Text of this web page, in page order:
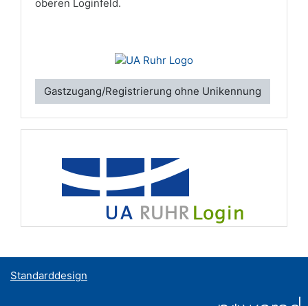
oberen Loginfeld.
Gastzugang/Registrierung ohne Unikennung
Standarddesign